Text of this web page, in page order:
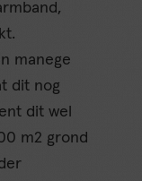
manege
dit nog
dit wel
m2 grond